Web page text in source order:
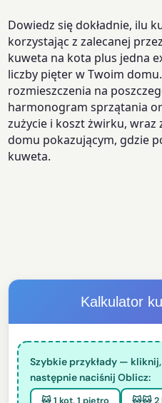
Dowiedz się dokładnie, ilu
korzystając z zalecanej
kuweta na kota plus jedna
liczby pięter w Twoim
rozmieszczenia na
harmonogram sprzątania
zużycie i koszt żwirku,
domu pokazującym, gdzie
kuweta.
Kalkulator
Szybkie przykłady —
następnie naciśnij Oblicz:
🐱 1 kot, 1 piętro 🐱🐱 2